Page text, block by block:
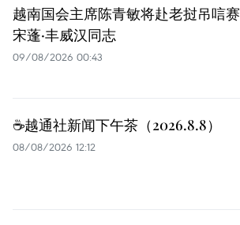
越南国会主席陈青敏将赴老挝吊唁赛
宋蓬·丰威汉同志
09/08/2026 00:43
☕️越通社新闻下午茶（2026.8.8）
08/08/2026 12:12